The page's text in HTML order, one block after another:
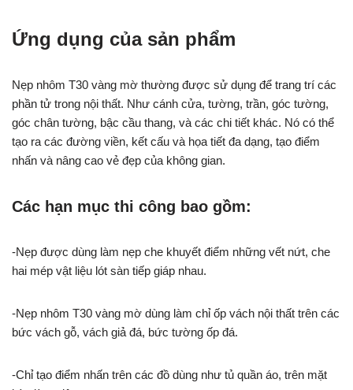
Ứng dụng của sản phẩm
Nẹp nhôm T30 vàng mờ thường được sử dụng để trang trí các
phần tử trong nội thất. Như cánh cửa, tường, trần, góc tường,
góc chân tường, bậc cầu thang, và các chi tiết khác. Nó có thể
tạo ra các đường viền, kết cấu và họa tiết đa dạng, tạo điểm
nhấn và nâng cao vẻ đẹp của không gian.
Các hạn mục thi công bao gồm:
-Nẹp được dùng làm nẹp che khuyết điểm những vết nứt, che
hai mép vật liệu lót sàn tiếp giáp nhau.
-Nẹp nhôm T30 vàng mờ dùng làm chỉ ốp vách nội thất trên các
bức vách gỗ, vách giả đá, bức tường ốp đá.
-Chỉ tạo điểm nhấn trên các đồ dùng như tủ quần áo, trên mặt